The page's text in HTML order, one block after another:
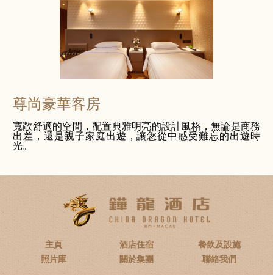
尊尚豪華客房
寬敞舒適的空間，配置典雅明亮的設計風格，無論是商務
出差，還是親子家庭出遊，讓您從中感受難忘的出遊時
光。
主頁 酒店住宿
餐飲及設施
照片庫
關於集團 聯絡我們